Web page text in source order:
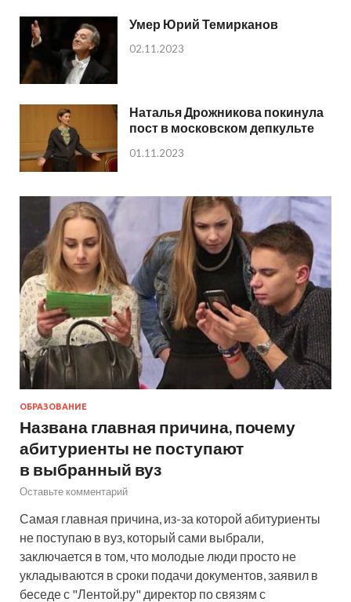
Умер Юрий Темирканов
02.11.2023
Наталья Дрожникова покинула
пост в московском депкульте
01.11.2023
ОБРАЗОВАНИЕ
Названа главная причина, почему
абитуриенты не поступают
в выбранный вуз
Оставьте комментарий
Самая главная причина, из-за которой абитуриенты
не поступаю в вуз, который сами выбрали,
заключается в том, что молодые люди просто не
укладываются в сроки подачи документов, заявил в
беседе с "Лентой.ру" директор по связям с